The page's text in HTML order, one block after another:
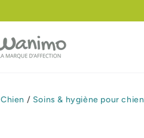
Chien / Soins & hygiène pour chien